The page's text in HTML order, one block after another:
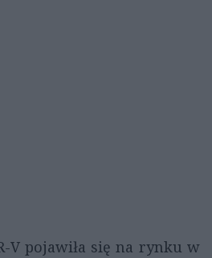
V pojawiła się na rynku w